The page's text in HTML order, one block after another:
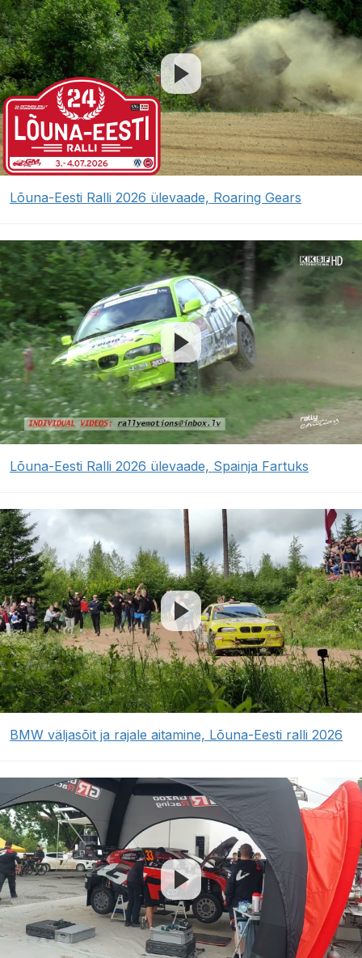
Lõuna-Eesti Ralli 2026 ülevaade, Roaring Gears
Lõuna-Eesti Ralli 2026 ülevaade, Spainja Fartuks
BMW väljasõit ja rajale aitamine, Lõuna-Eesti ralli 2026